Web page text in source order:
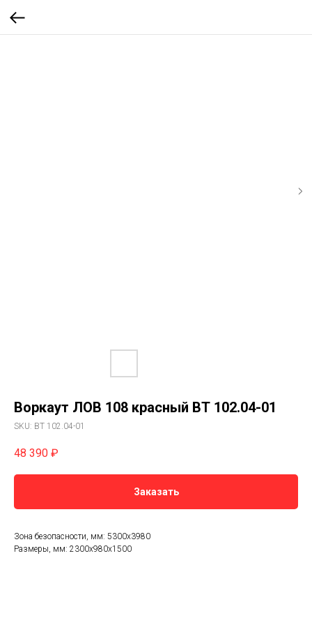
Воркаут ЛОВ 108 красный ВТ 102.04-01
SKU: ВТ 102.04-01
48 390 ₽
Заказать
Зона безопасности, мм: 5300х3980
Размеры, мм: 2300х980х1500